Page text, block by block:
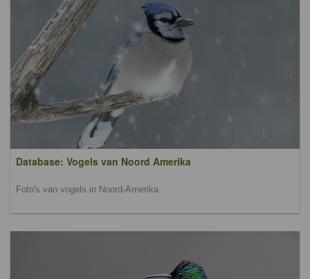
Database: Vogels van Noord Amerika
Foto's van vogels in Noord-Amerika